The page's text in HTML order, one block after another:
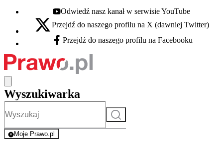
Youtube - otwiera się w nowej karcie
Odwiedź nasz kanał w serwisie YouTube
X - otwiera się w nowej karcie
Przejdź do naszego profilu na X (dawniej Twitter)
Facebook - otwiera się w nowej karcie
Przejdź do naszego profilu na Facebooku
Wyszukiwarka
Szukaj
Moje Prawo.pl
- rejestracja i logowanie do serwisu